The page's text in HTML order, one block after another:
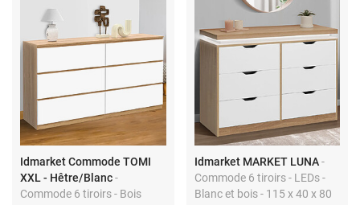
Idmarket Commode TOMI
XXL - Hêtre/Blanc-
Commode 6 tiroirs - Bois
Idmarket MARKET LUNA -
Commode 6 tiroirs - LEDs -
Blanc et bois - 115 x 40 x 80